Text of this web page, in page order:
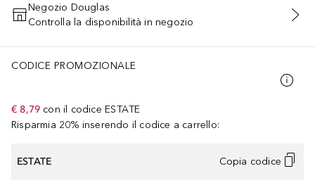
AGGIUNGI AL CARRELLO
Negozio Douglas
Controlla la disponibilità in negozio
CODICE PROMOZIONALE
€ 8,79 con il codice ESTATE
Risparmia 20% inserendo il codice a carrello:
ESTATE Copia codice